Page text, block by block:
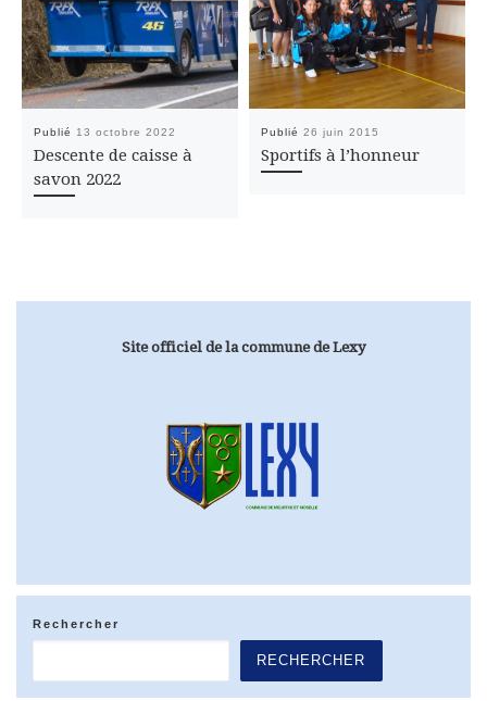
Publié 13 octobre 2022
Descente de caisse à
savon 2022
Publié 26 juin 2015
Sportifs à l’honneur
Site officiel de la commune de Lexy
Rechercher
RECHERCHER